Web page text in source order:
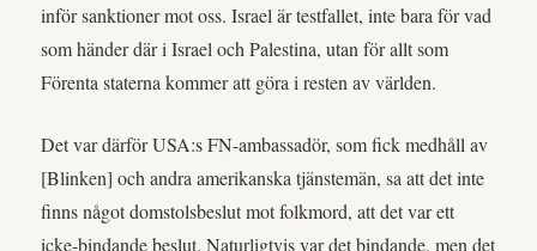
inför sanktioner mot oss. Israel är testfallet, inte bara för vad
som händer där i Israel och Palestina, utan för allt som
Förenta staterna kommer att göra i resten av världen.
Det var därför USA:s FN-ambassadör, som fick medhåll av
[Blinken] och andra amerikanska tjänstemän, sa att det inte
finns något domstolsbeslut mot folkmord, att det var ett
icke-bindande beslut. Naturligtvis var det bindande, men det